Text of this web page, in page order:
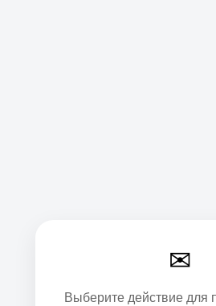
✉
Выберите действие для